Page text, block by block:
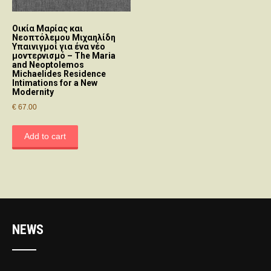
Οικία Μαρίας και
Νεοπτόλεμου Μιχαηλίδη
Υπαινιγμοί για ένα νέο
μοντερνισμό – The Maria
and Neoptolemos
Michaelides Residence
Intimations for a New
Modernity
€ 67.00
Add to cart
NEWS